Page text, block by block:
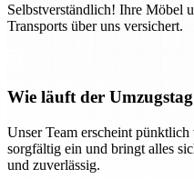
Selbstverständlich! Ihre Möbel
Transports über uns versichert.
Wie läuft der
Unser Team erscheint
sorgfältig ein und bringt alles
und zuverlässig.